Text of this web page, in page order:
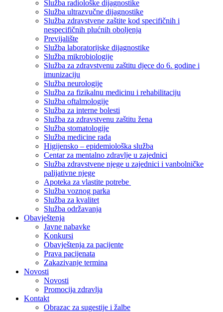
Služba radiološke dijagnostike
Služba ultrazvučne dijagnostike
Služba zdravstvene zaštite kod specifičnih i
nespecifičnih plućnih oboljenja
Previjalište
Služba laboratorijske dijagnostike
Služba mikrobiologije
Služba za zdravstvenu zaštitu djece do 6. godine i
imunizaciju
Služba neurologije
Služba za fizikalnu medicinu i rehabilitaciju
Služba oftalmologije
Služba za interne bolesti
Služba za zdravstvenu zaštitu žena
Služba stomatologije
Služba medicine rada
Higijensko – epidemiološka služba
Centar za mentalno zdravlje u zajednici
Služba zdravstvene njege u zajednici i vanbolničke
palijativne njege
Apoteka za vlastite potrebe
Služba voznog parka
Služba za kvalitet
Služba održavanja
Obavještenja
Javne nabavke
Konkursi
Obavještenja za pacijente
Prava pacijenata
Zakazivanje termina
Novosti
Novosti
Promocija zdravlja
Kontakt
Obrazac za sugestije i žalbe